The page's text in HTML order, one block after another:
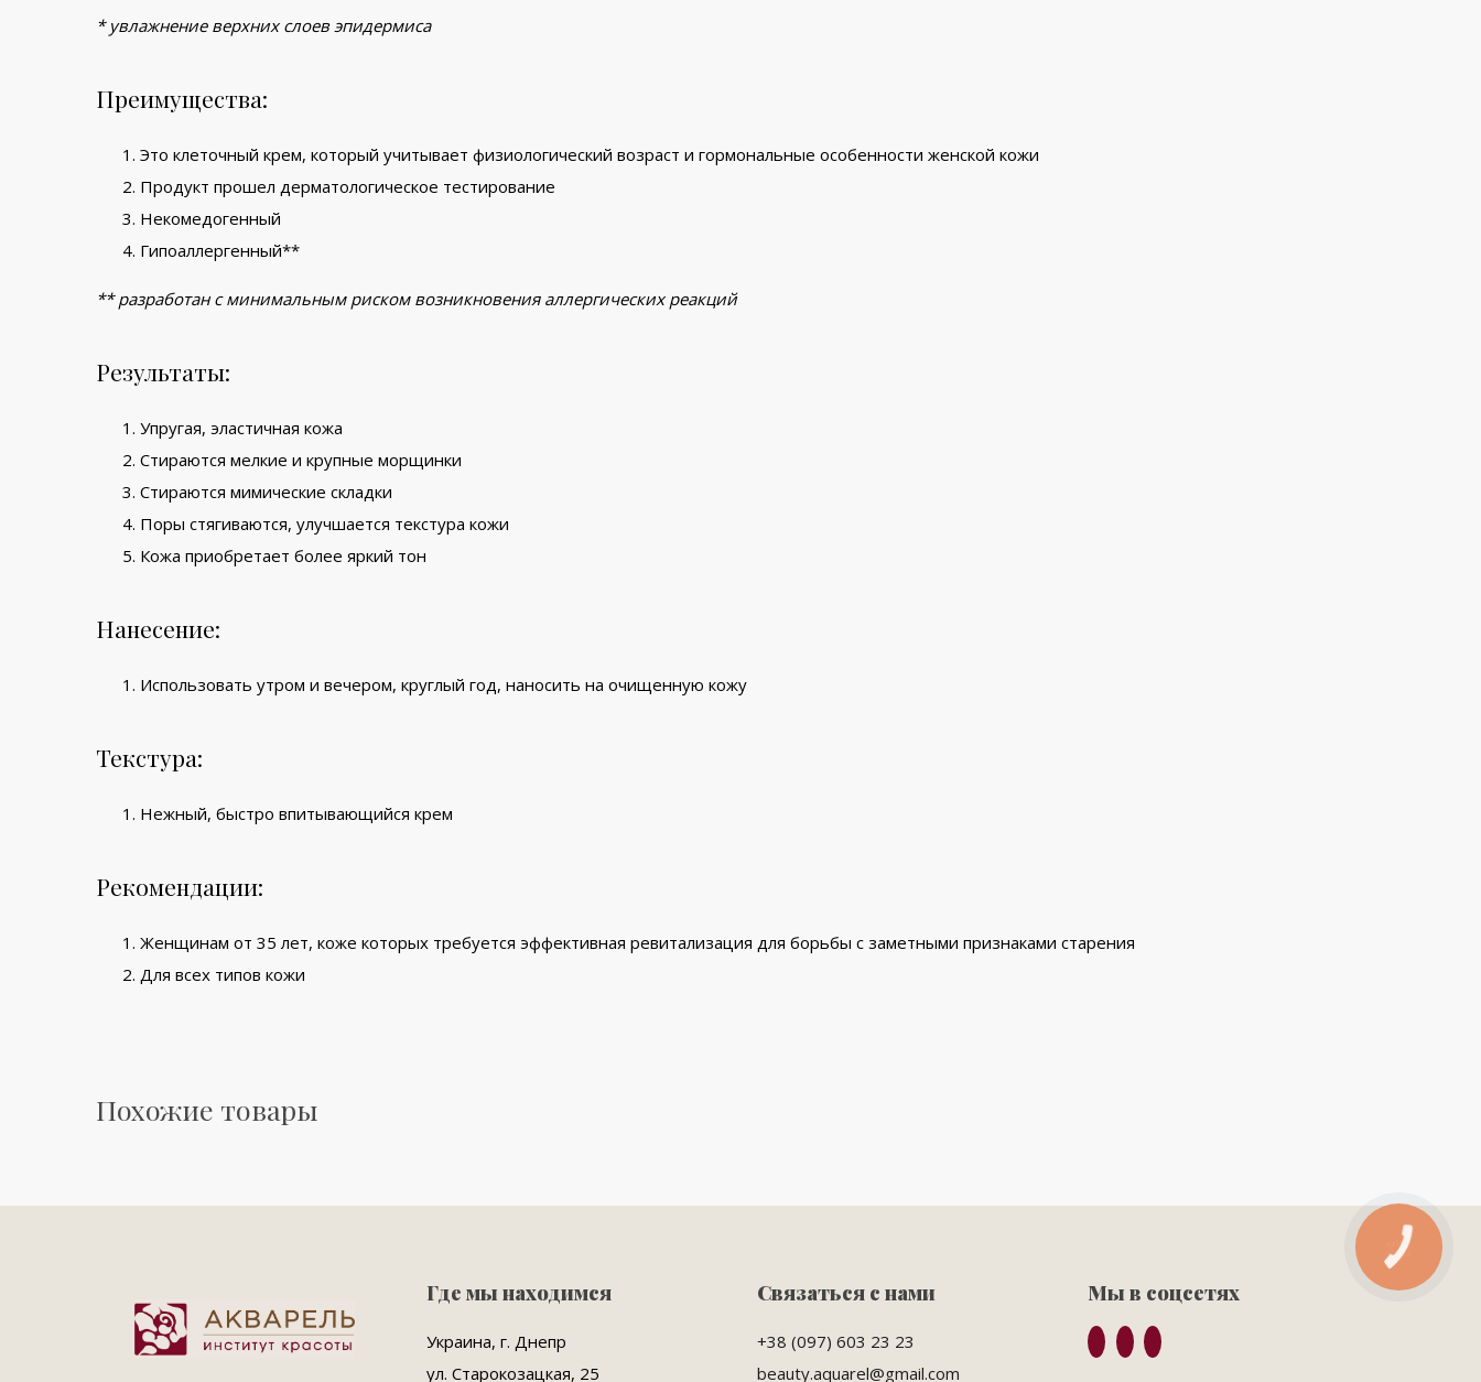
* увлажнение верхних слоев эпидермиса
Преимущества:
Это клеточный крем, который учитывает физиологический возраст и гормональные особенности женской кожи
Продукт прошел дерматологическое тестирование
Некомедогенный
Гипоаллергенный**
** разработан с минимальным риском возникновения аллергических реакций
Результаты:
Упругая, эластичная кожа
Стираются мелкие и крупные морщинки
Стираются мимические складки
Поры стягиваются, улучшается текстура кожи
Кожа приобретает более яркий тон
Нанесение:
Использовать утром и вечером, круглый год, наносить на очищенную кожу
Текстура:
Нежный, быстро впитывающийся крем
Рекомендации:
Женщинам от 35 лет, коже которых требуется эффективная ревитализация для борьбы с заметными признаками старения
Для всех типов кожи
Похожие товары
Где мы находимся
Украина, г. Днепр
ул. Старокозацкая, 25
Связаться с нами
+38 (097) 603 23 23
beauty.aquarel@gmail.com
Мы в соцсетях